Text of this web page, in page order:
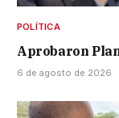
POLÍTICA
Aprobaron
6 de agosto de 2026